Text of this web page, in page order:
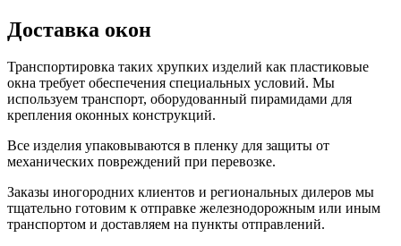
Доставка окон
Транспортировка таких хрупких изделий как пластиковые
окна требует обеспечения специальных условий. Мы
используем транспорт, оборудованный пирамидами для
крепления оконных конструкций.
Все изделия упаковываются в пленку для защиты от
механических повреждений при перевозке.
Заказы иногородних клиентов и региональных дилеров мы
тщательно готовим к отправке железнодорожным или иным
транспортом и доставляем на пункты отправлений.